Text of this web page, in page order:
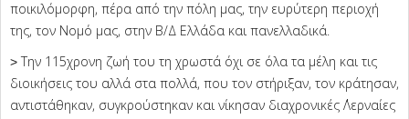
ποικιλόμορφη, πέρα από την πόλη μας, την ευρύτερη περιοχή
της, τον Νομό μας, στην Β/Δ Ελλάδα και πανελλαδικά.
˃ Την 115χρονη ζωή του τη χρωστά όχι σε όλα τα μέλη και τις
διοικήσεις του αλλά στα πολλά, που τον στήριξαν, τον κράτησαν,
αντιστάθηκαν, συγκρούστηκαν και νίκησαν διαχρονικές ΄΄Λερναίες